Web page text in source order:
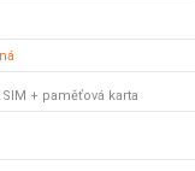
SIM + paměťová karta